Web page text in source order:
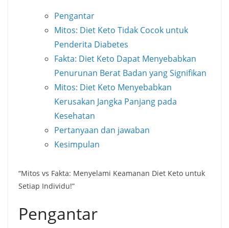
Pengantar
Mitos: Diet Keto Tidak Cocok untuk
Penderita Diabetes
Fakta: Diet Keto Dapat Menyebabkan
Penurunan Berat Badan yang Signifikan
Mitos: Diet Keto Menyebabkan
Kerusakan Jangka Panjang pada
Kesehatan
Pertanyaan dan jawaban
Kesimpulan
“Mitos vs Fakta: Menyelami Keamanan Diet Keto untuk
Setiap Individu!”
Pengantar